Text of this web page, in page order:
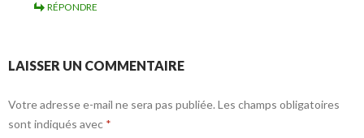
RÉPONDRE
LAISSER UN COMMENTAIRE
Votre adresse e-mail ne sera pas publiée. Les champs obligatoires
sont indiqués avec *